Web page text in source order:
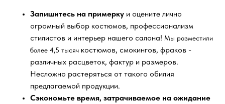
Запишитесь на примерку и оцените лично
огромный выбор костюмов, профессионализм
стилистов и интерьер нашего салона! Мы разместили
более 4,5 тысяч костюмов, смокингов, фраков -
различных расцветок, фактур и размеров.
Несложно растеряться от такого обилия
предлагаемой продукции.
Сэкономьте время, затрачиваемое на ожидание